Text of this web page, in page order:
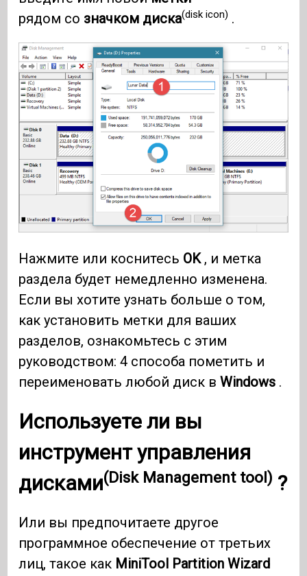
рядом со значком диска(disk icon) .
Нажмите или коснитесь OK, и метка
раздела будет немедленно изменена.
Если вы хотите узнать больше о том,
как установить метки для ваших
разделов, ознакомьтесь с этим
руководством: 4 способа пометить и
переименовать любой диск вWindows .
Используете ли вы
инструмент управления
дисками(Disk Management tool) ?
Или вы предпочитаете другое
программное обеспечение от третьих
лиц, такое как MiniTool Partition Wizard